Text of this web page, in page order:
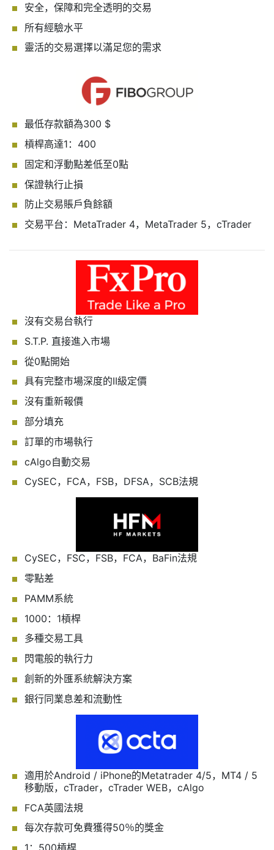
安全，保障和完全透明的交易
所有經驗水平
靈活的交易選擇以滿足您的需求
最低存款額為300 $
槓桿高達1：400
固定和浮動點差低至0點
保證執行止損
防止交易賬戶負餘額
交易平台：MetaTrader 4，MetaTrader 5，cTrader
沒有交易台執行
S.T.P. 直接進入市場
從0點開始
具有完整市場深度的II級定價
沒有重新報價
部分填充
訂單的市場執行
cAlgo自動交易
CySEC，FCA，FSB，DFSA，SCB法規
CySEC，FSC，FSB，FCA，BaFin法規
零點差
PAMM系統
1000：1槓桿
多種交易工具
閃電般的執行力
創新的外匯系統解決方案
銀行同業息差和流動性
適用於Android / iPhone的Metatrader 4/5，MT4 / 5
移動版，cTrader，cTrader WEB，cAlgo
FCA英國法規
每次存款可免費獲得50％的獎金